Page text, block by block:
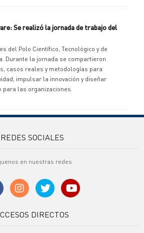
Se realizó la jornada de trabajo del
del Polo Científico, Tecnológico y de
Durante la jornada se compartieron
casos reales y metodologías para
impulsar la innovación y diseñar
las organizaciones.
REDES SOCIALES
en nuestras redes
DIRECTOS